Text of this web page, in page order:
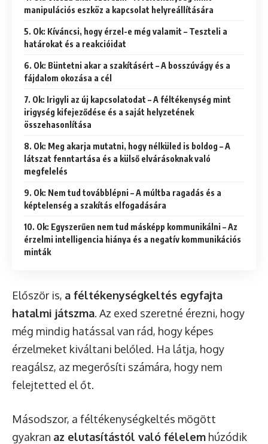
manipulációs eszköz a kapcsolat helyreállítására
5. Ok: Kíváncsi, hogy érzel-e még valamit – Teszteli a
határokat és a reakcióidat
6. Ok: Büntetni akar a szakításért – A bosszúvágy és a
fájdalom okozása a cél
7. Ok: Irigyli az új kapcsolatodat – A féltékenység mint
irigység kifejeződése és a saját helyzetének
összehasonlítása
8. Ok: Meg akarja mutatni, hogy nélküled is boldog – A
látszat fenntartása és a külső elvárásoknak való
megfelelés
9. Ok: Nem tud továbblépni – A múltba ragadás és a
képtelenség a szakítás elfogadására
10. Ok: Egyszerűen nem tud másképp kommunikálni – Az
érzelmi intelligencia hiánya és a negatív kommunikációs
minták
Először is, a féltékenységkeltés egyfajta
hatalmi játszma. Az exed szeretné érezni, hogy
még mindig hatással van rád, hogy képes
érzelmeket kiváltani belőled. Ha látja, hogy
reagálsz, az megerősíti számára, hogy nem
felejtetted el őt.
Másodszor, a féltékenységkeltés mögött
gyakran az elutasítástól való félelem húzódik